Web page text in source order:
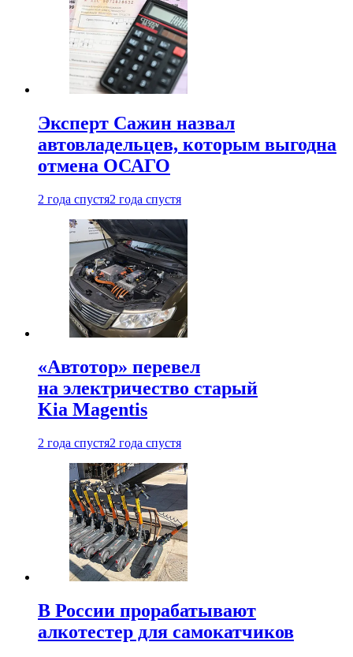
Эксперт Сажин назвал
автовладельцев, которым выгодна
отмена ОСАГО
2 года спустя2 года спустя
«Автотор» перевел
на электричество старый
Kia Magentis
2 года спустя2 года спустя
В России прорабатывают
алкотестер для самокатчиков